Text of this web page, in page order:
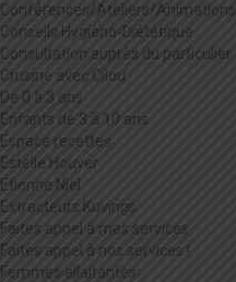
Conférences/Ateliers/Animations
Conseils Hygièno-Diététique
Consultation auprès du particulier
Crusine avec Cilou
De 0 à 3 ans
Enfants de 3 à 10 ans
Espace recettes
Estelle Houver
Etienne Niel
Extracteurs Kuvings
Faites appel à mes services
Faites appel à nos services !
Femmes allaitantes